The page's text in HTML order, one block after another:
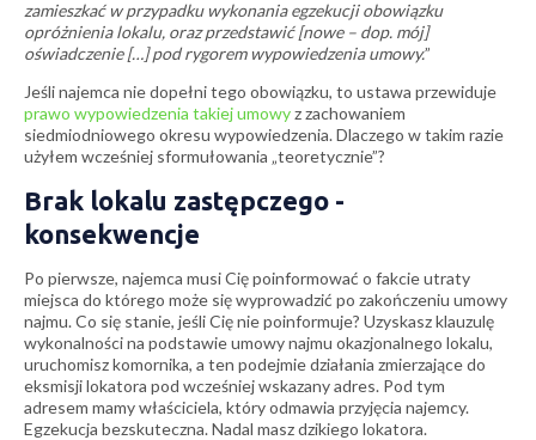
zamieszkać w przypadku wykonania egzekucji obowiązku
opróżnienia lokalu, oraz przedstawić [nowe – dop. mój]
oświadczenie […] pod rygorem wypowiedzenia umowy.”
Jeśli najemca nie dopełni tego obowiązku, to ustawa przewiduje
prawo wypowiedzenia takiej umowyz zachowaniem
siedmiodniowego okresu wypowiedzenia. Dlaczego w takim razie
użyłem wcześniej sformułowania „teoretycznie”?
Brak lokalu zastępczego -
konsekwencje
Po pierwsze, najemca musi Cię poinformować o fakcie utraty
miejsca do którego może się wyprowadzić po zakończeniu umowy
najmu. Co się stanie, jeśli Cię nie poinformuje? Uzyskasz klauzulę
wykonalności na podstawie umowy najmu okazjonalnego lokalu,
uruchomisz komornika, a ten podejmie działania zmierzające do
eksmisji lokatora pod wcześniej wskazany adres. Pod tym
adresem mamy właściciela, który odmawia przyjęcia najemcy.
Egzekucja bezskuteczna. Nadal masz dzikiego lokatora.